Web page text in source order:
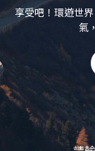
享受吧！環遊世
氣